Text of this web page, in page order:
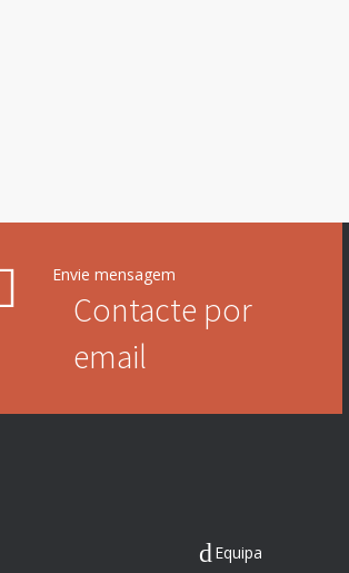
Envie mensagem
Contacte por
email
Equipa